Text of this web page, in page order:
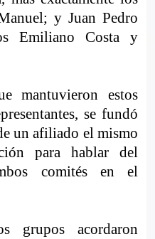
y Juan Pedro
Emiliano Costa y
mantuvieron estos
se fundó
un afiliado el mismo
para hablar del
comités en el
grupos acordaron